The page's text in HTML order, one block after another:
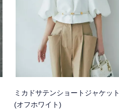
ミカドサテンショートジャケット
(オフホワイト)